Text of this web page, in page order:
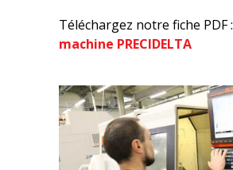
Téléchargez notre fiche PDF :
machine PRECIDELTA